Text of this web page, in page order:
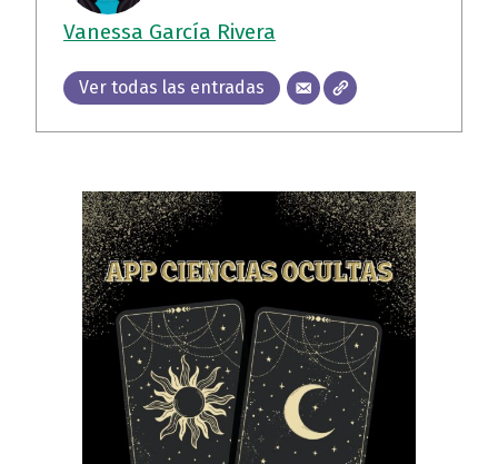
Vanessa García Rivera
Ver todas las entradas